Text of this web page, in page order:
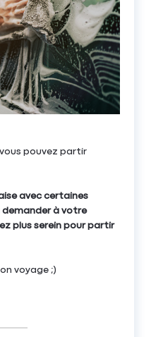
pouvez partir
avec certaines
à votre
plus serein pour partir
voyage ;)